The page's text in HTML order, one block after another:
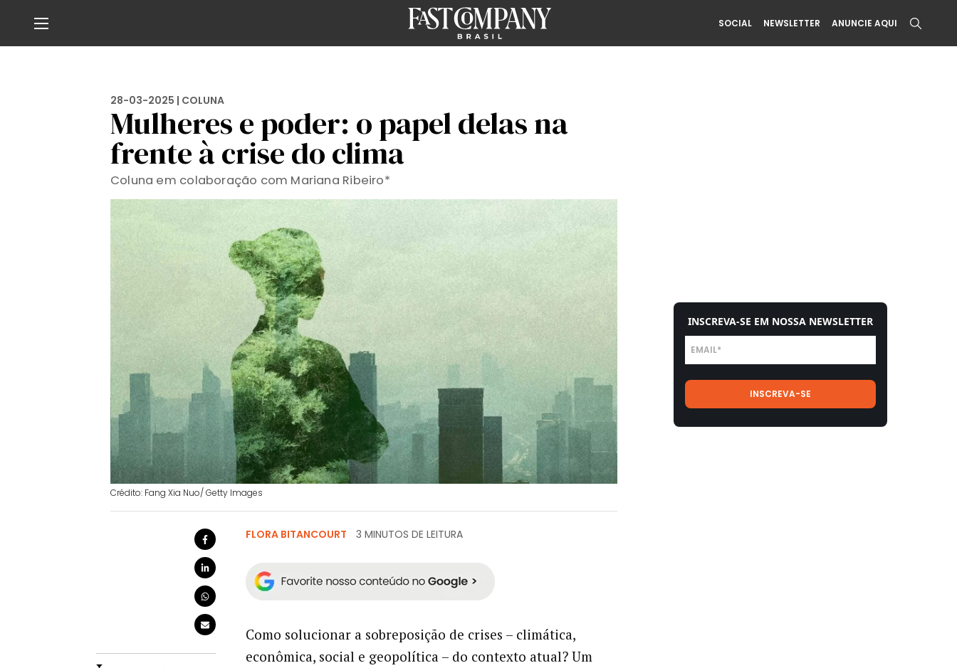
SOCIAL NEWSLETTER ANUNCIE AQUI
28-03-2025 | COLUNA
Mulheres e poder: o papel delas na
frente à crise do clima
Coluna em colaboração com Mariana Ribeiro*
Crédito: Fang Xia Nuo/ Getty Images
FLORA BITANCOURT 3 MINUTOS DE LEITURA
Como solucionar a sobreposição de crises – climática,
econômica, social e geopolítica – do contexto atual? Um
INSCREVA-SE EM NOSSA NEWSLETTER